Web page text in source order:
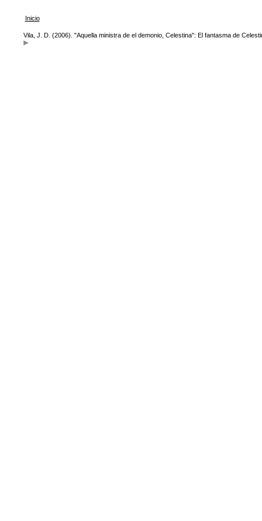
Inicio
Vila, J. D. (2006). "Aquella ministra de el demonio, Celestina": El fantasma de